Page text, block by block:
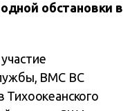
обстановки в
ВМС ВС